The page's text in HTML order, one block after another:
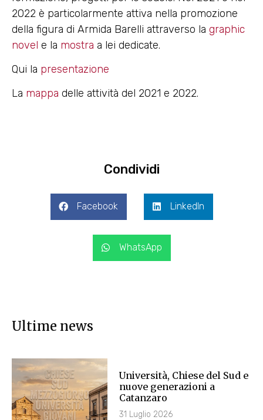
2022 è particolarmente attiva nella promozione
della figura di Armida Barelli attraverso la graphic
novel e la mostra a lei dedicate.
Qui la presentazione
La mappa delle attività del 2021 e 2022.
Condividi
Facebook LinkedIn
WhatsApp
Ultime news
Università, Chiese del Sud e
nuove generazioni a
Catanzaro
31 Luglio 2026